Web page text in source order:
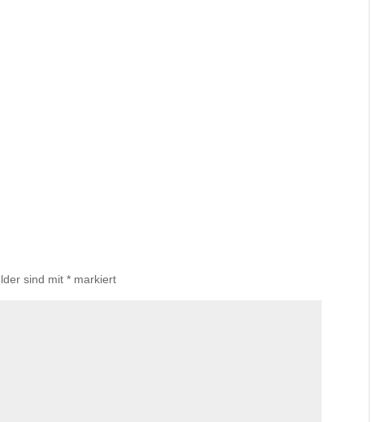
sind mit* markiert